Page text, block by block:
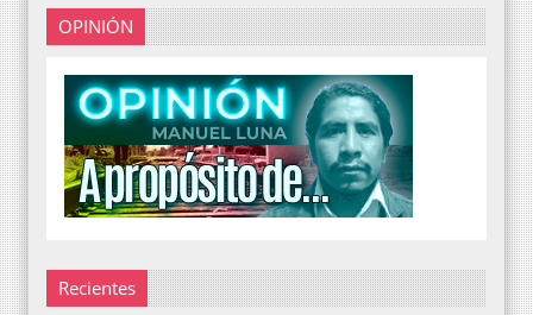
OPINIÓN
Recientes